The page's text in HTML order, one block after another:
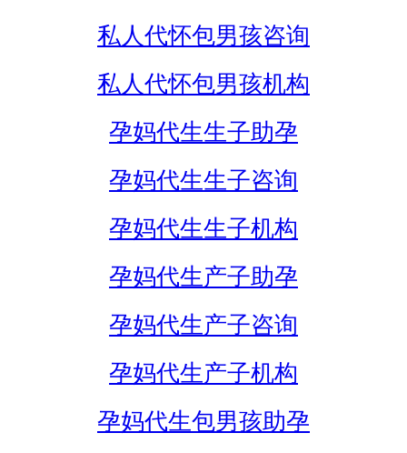
私人代怀包男孩咨询
私人代怀包男孩机构
孕妈代生生子助孕
孕妈代生生子咨询
孕妈代生生子机构
孕妈代生产子助孕
孕妈代生产子咨询
孕妈代生产子机构
孕妈代生包男孩助孕